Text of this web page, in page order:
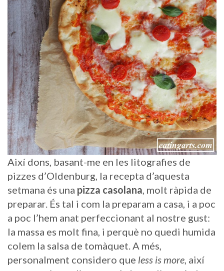
Així dons, basant-me en les litografies de
pizzes d’Oldenburg, la recepta d’aquesta
setmana és una pizza casolana, molt ràpida de
preparar. És tal i com la preparam a casa, i a poc
a poc l’hem anat perfeccionant al nostre gust:
la massa es molt fina, i perquè no quedi humida
colem la salsa de tomàquet. A més,
personalment considero que less is more, així